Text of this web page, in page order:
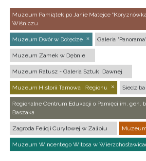
Muzeum Pamiątek po Janie Matejce
Wiśniczu
Muzeum Dwór w Dołędze Galeria "Panorama"
Muzeum Zamek w Dębnie
Muzeum Ratusz - Galeria Sztuki Dawnej
Muzeum Historii Tarnowa i Regionu Siedziba
Regionalne Centrum Edukacji o Pamięci im. gen.
Baszaka
Zagroda Felicji Curyłowej w Zalipiu
Muzeum Wincentego Witosa w